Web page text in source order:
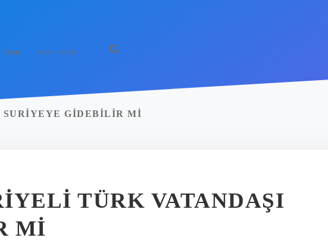
Uyarı Hakkımızda
SURIYEYE GIDEBILIR MI
TÜRK VATANDAŞI
MI